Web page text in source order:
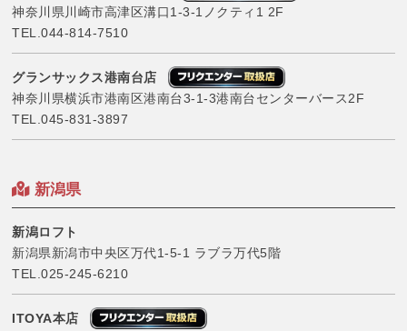
神奈川県川崎市高津区溝口1-3-1ノクティ1 2F
TEL.044-814-7510
グランサックス港南台店
神奈川県横浜市港南区港南台3-1-3港南台センターバース2F
TEL.045-831-3897
新潟県
新潟ロフト
新潟県新潟市中央区万代1-5-1 ラブラ万代5階
TEL.025-245-6210
ITOYA本店